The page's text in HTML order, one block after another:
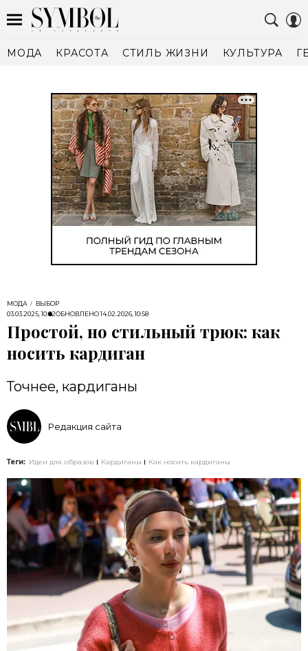
МОДА КРАСОТА СТИЛЬ ЖИЗНИ КУЛЬТУРА
МОДА
ВЫБОР
03.03.2025, 10:02ОБНОВЛЕНО14.02.2026, 10:58
Простой, но стильный трюк: как
носить кардиган
Точнее, кардиганы
Редакция сайта
Теги: Идеи для образов Кардиганы Как носить кардиганы